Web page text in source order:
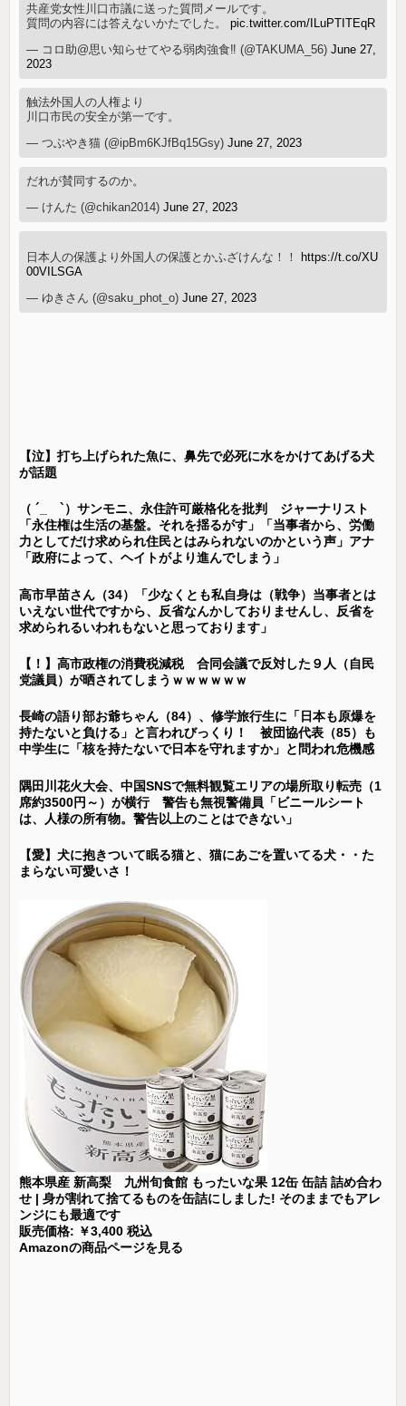
共産党女性川口市議に送った質問メールです。
質問の内容には答えないかたでした。pic.twitter.com/ILuPTITEqR
— コロ助@思い知らせてやる弱肉強食‼️ (@TAKUMA_56)June 27,
2023
触法外国人の人権より
川口市民の安全が第一です。
— つぶやき猫 (@ipBm6KJfBq15Gsy)June 27, 2023
だれが賛同するのか。
— けんた (@chikan2014)June 27, 2023
日本人の保護より外国人の保護とかふざけんな！！ https://t.co/XU
00VILSGA
— ゆきさん (@saku_phot_o)June 27, 2023
【泣】打ち上げられた魚に、鼻先で必死に水をかけてあげる犬
が話題
（ ´_ゝ`）サンモニ、永住許可厳格化を批判 ジャーナリスト
「永住権は生活の基盤。それを揺るがす」「当事者から、労働
力としてだけ求められ住民とはみられないのかという声」アナ
「政府によって、ヘイトがより進んでしまう」
高市早苗さん（34）「少なくとも私自身は（戦争）当事者とは
いえない世代ですから、反省なんかしておりませんし、反省を
求められるいわれもないと思っております」
【！】高市政権の消費税減税 合同会議で反対した９人（自民
党議員）が晒されてしまうｗｗｗｗｗｗ
長崎の語り部お爺ちゃん（84）、修学旅行生に「日本も原爆を
持たないと負ける」と言われびっくり！ 被団協代表（85）も
中学生に「核を持たないで日本を守れますか」と問われ危機感
隅田川花火大会、中国SNSで無料観覧エリアの場所取り転売（1
席約3500円～）が横行 警告も無視警備員「ビニールシート
は、人様の所有物。警告以上のことはできない」
【愛】犬に抱きついて眠る猫と、猫にあごを置いてる犬・・た
まらない可愛いさ！
熊本県産 新高梨 九州旬食館 もったいな果 12缶 缶詰 詰め合わ
せ | 身が割れて捨てるものを缶詰にしました! そのままでもアレ
ンジにも最適です
販売価格: ￥3,400 税込
Amazonの商品ページを見る